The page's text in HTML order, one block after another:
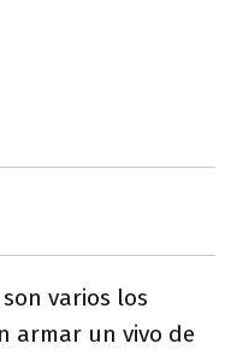
varios los
armar un vivo de